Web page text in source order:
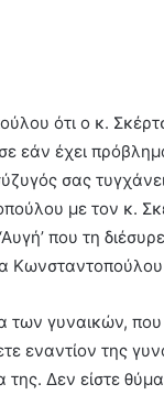
ότι ο κ.
εάν έχει
σας
με τον κ.
που τη
Κωνσταντοπούλου
γυναικών,
εναντίον της
Δεν είστε